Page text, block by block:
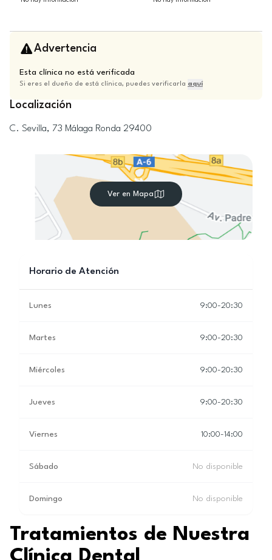
Advertencia
Esta clínica no está verificada
Si eres el dueño de está clínica, puedes verificarla aquí
Localización
C. Sevilla, 73 Málaga Ronda 29400
Ver en Mapa
Horario de Atención
Lunes 9:00-20:30
Martes 9:00-20:30
Miércoles 9:00-20:30
Jueves 9:00-20:30
Viernes 10:00-14:00
Sábado No disponible
Domingo No disponible
Tratamientos de Nuestra